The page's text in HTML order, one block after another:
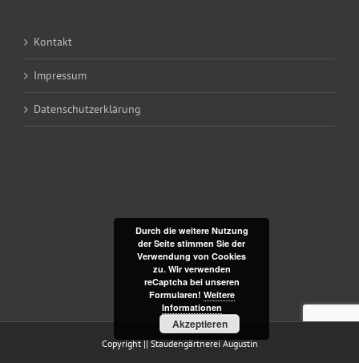
Kontakt
Impressum
Datenschutzerklärung
Copyright || Staudengärtnerei Augustin
Durch die weitere Nutzung
der Seite stimmen Sie der
Verwendung von Cookies
zu. Wir verwenden
reCaptcha bei unseren
Formularen! Weitere
Informationen
Akzeptieren